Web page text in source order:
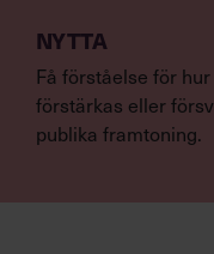
NYTTA
Få förståelse för
förstärkas eller
publika framtoning.